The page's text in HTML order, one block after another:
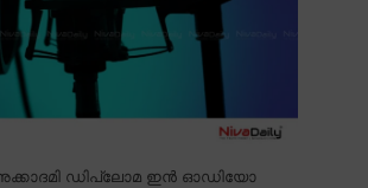
ഡിപ്ലോമ ഇൻ ഓഡിയോ